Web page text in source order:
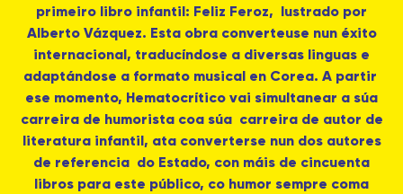
primeiro libro infantil: Feliz Feroz, lustrado por
Alberto Vázquez. Esta obra converteuse nun éxito
internacional, traducíndose a diversas linguas e
adaptándose a formato musical en Corea. A partir
ese momento, Hematocrítico vai simultanear a súa
carreira de humorista coa súa carreira de autor de
literatura infantil, ata converterse nun dos autores
de referencia do Estado, con máis de cincuenta
libros para este público, co humor sempre coma